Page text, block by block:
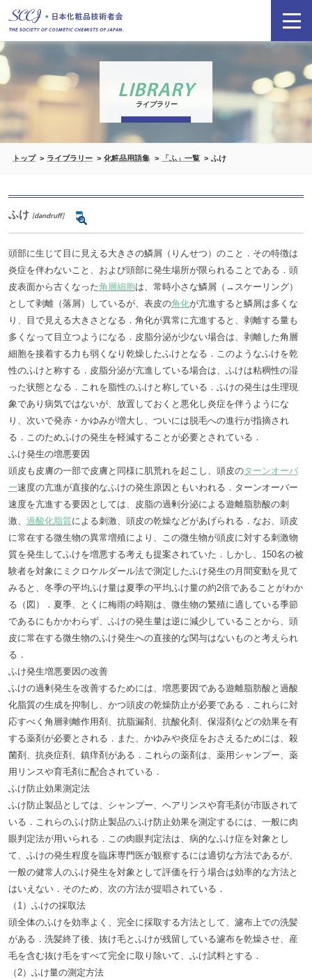
LIBRARY
ライブラリー
トップ ライブラリー 化粧品用語集 「ふ」一覧 ふけ
ふけ [dandruff]
頭部に生じて目に見える大きさの鱗屑（りんせつ）のこと．その特徴は
炎症を伴わないこと、および頭部に発生場所が限られることである．頭
皮表面から古くなった角層細胞は、常時小さな鱗屑（→スケーリング）
として剥離（落屑）しているが、表皮の角化が亢進すると鱗屑は多くな
り、目で見える大きさとなる．角化が異常に亢進すると、剥離する量も
多くなって目立つようになる．皮脂分泌が少ない場合は、剥離した角層
細胞を接着する力も弱くなり乾燥したふけとなる．このようなふけを乾
性のふけと称する．皮脂分泌が亢進している場合は、ふけは粘稠性の湿
った状態となる．これを脂性のふけと称している．ふけの発生は生理現
象であり病気ではないが、放置しておくと悪化し炎症を伴うようにな
り、次いで発赤・かゆみが増大し、ついには脱毛への進行が指摘され
る．このためふけの発生を軽減することが必要とされている．
ふけ発生の増悪要因
頭皮も皮膚の一部で皮膚と同様に肌荒れを起こし、頭皮のターンオーバ
ー速度の亢進が直接的なふけの発生原因ともいわれる．ターンオーバー
速度を亢進する要因としては、皮脂の過剰分泌による遊離脂肪酸の刺
激、 過酸化脂質による刺激、頭皮の乾燥などがあげられる．なお、頭皮
に常在する微生物の異常増殖により、この微生物が頭皮に対する刺激物
質を発生してふけを増悪する考えも提案されていた．しかし、150名の被
験者を対象にミクロケルダール法で測定したふけ発生の月間変動を見て
みると、冬季の平均ふけ量は夏季の平均ふけ量の約2倍であることがわか
る（図）．夏季、とくに梅雨の時期は、微生物の繁殖に適している季節
であるにもかかわらず、ふけの発生量は逆に減少していることから、頭
皮に常在する微生物のふけ発生への直接的な関与はないものと考えられ
る．
ふけ発生増悪要因の改善
ふけの過剰発生を改善するためには、増悪要因である遊離脂肪酸と過酸
化脂質の生成を抑制し、かつ頭皮の乾燥防止が必要である．これらに対
応すべく角層剥離作用剤、抗脂漏剤、抗酸化剤、保湿剤などの効果を有
する薬剤が必要とされる．また、かゆみや炎症をおさえるためには、殺
菌剤、抗炎症剤、鎮痒剤がある．これらの薬剤は、薬用シャンプー、薬
用リンスや育毛剤に配合されている．
ふけ防止効果測定法
ふけ防止製品としては、シャンプー、ヘアリンスや育毛剤が市販されて
いる．これらのふけ防止製品のふけ防止効果を測定するには、一般に肉
眼判定法が用いられる．この肉眼判定法は、病的なふけ症を対象とし
て、ふけの発生程度を臨床専門医が観察するには適切な方法であるが、
一般の健常人のふけ発生を対象として評価を行う場合は効率的な方法と
はいえない．そのため、次の方法が提唱されている．
（1）ふけの採取法
頭全体のふけを効率よく、完全に採取する方法として、濾布上での洗髪
がある．洗髪終了後、抜け毛とふけが残留している濾布を乾燥させ、産
毛を含む抜け毛をすべて完全に取り除いて、ふけ試料とする．
（2）ふけ量の測定方法